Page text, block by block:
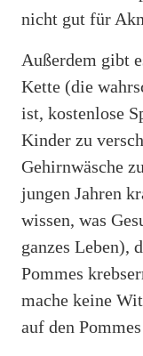
nicht gut für
Außerdem gibt
Kette (die
ist, kostenlose
Kinder zu
Gehirnwäsche
jungen Jahren
wissen, was
ganzes Leben),
Pommes
mache keine
auf den